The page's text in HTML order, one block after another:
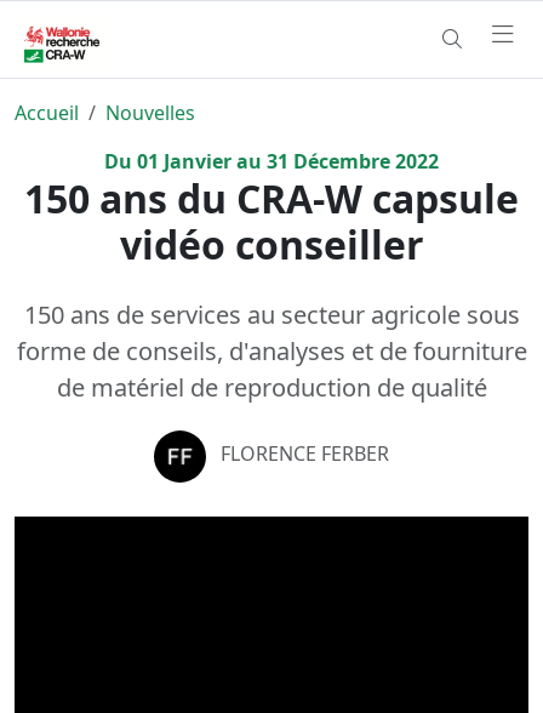
Accueil
Nouvelles
Du 01 Janvierau 31 Décembre2022
150 ans du CRA-W capsule
vidéo conseiller
150 ans de services au secteur agricole sous
forme de conseils, d'analyses et de fourniture
de matériel de reproduction de qualité
FLORENCE FERBER